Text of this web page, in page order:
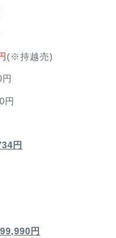
(※持越売)
円
円